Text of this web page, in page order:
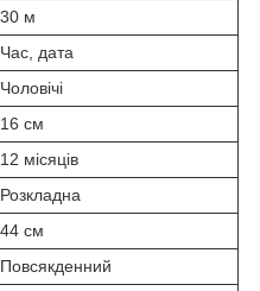
30 м
Час, дата
Чоловічі
16 см
12 місяців
Розкладна
44 см
Повсякденний